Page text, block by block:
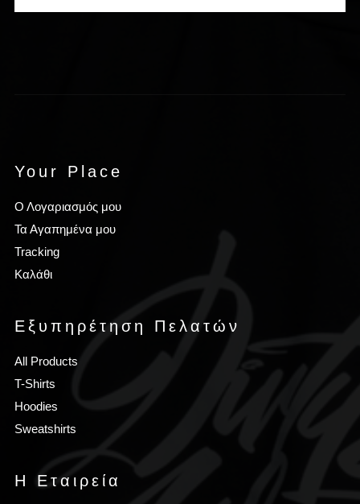
Your Place
Ο Λογαριασμός μου
Τα Αγαπημένα μου
Tracking
Καλάθι
Εξυπηρέτηση Πελατών
All Products
T-Shirts
Hoodies
Sweatshirts
Η Εταιρεία